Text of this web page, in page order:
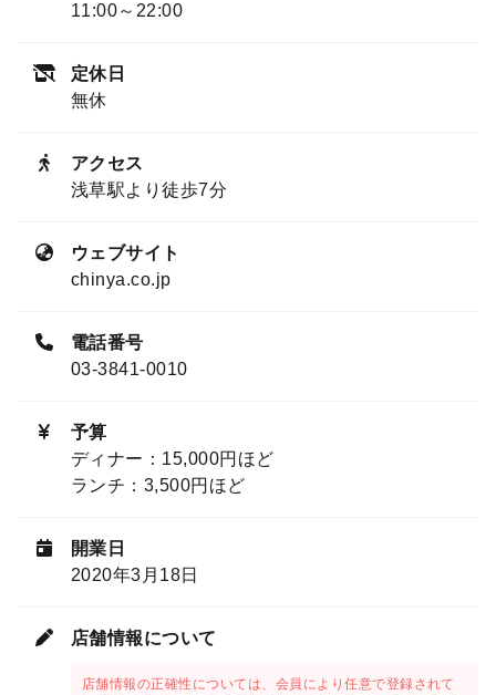
11:00～22:00
定休日
無休
アクセス
浅草駅より徒歩7分
ウェブサイト
chinya.co.jp
電話番号
03-3841-0010
予算
ディナー：15,000円ほど
ランチ：3,500円ほど
開業日
2020年3月18日
店舗情報について
店舗情報の正確性については、会員により任意で登録されて